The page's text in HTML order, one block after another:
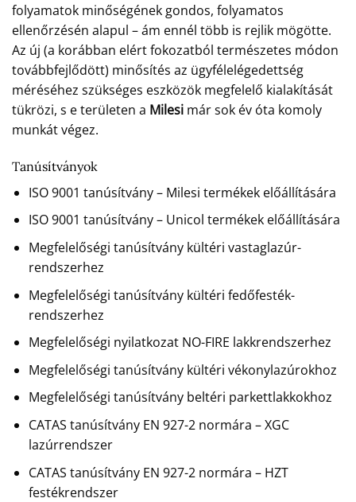
folyamatok minőségének gondos, folyamatos
ellenőrzésén alapul – ám ennél több is rejlik mögötte.
Az új (a korábban elért fokozatból természetes módon
továbbfejlődött) minősítés az ügyfélelégedettség
méréséhez szükséges eszközök megfelelő kialakítását
tükrözi, s e területen a Milesi már sok év óta komoly
munkát végez.
Tanúsítványok
ISO 9001 tanúsítvány – Milesi termékek előállítására
ISO 9001 tanúsítvány – Unicol termékek előállítására
Megfelelőségi tanúsítvány kültéri vastaglazúr-
rendszerhez
Megfelelőségi tanúsítvány kültéri fedőfesték-
rendszerhez
Megfelelőségi nyilatkozat NO-FIRE lakkrendszerhez
Megfelelőségi tanúsítvány kültéri vékonylazúrokhoz
Megfelelőségi tanúsítvány beltéri parkettlakkokhoz
CATAS tanúsítvány EN 927-2 normára – XGC
lazúrrendszer
CATAS tanúsítvány EN 927-2 normára – HZT
festékrendszer